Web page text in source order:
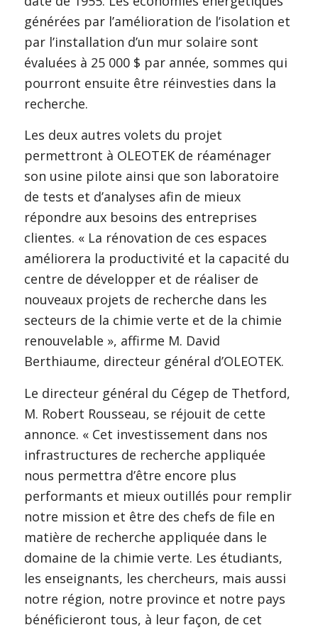
générées par l’amélioration de l’isolation et
par l’installation d’un mur solaire sont
évaluées à 25 000 $ par année, sommes qui
pourront ensuite être réinvesties dans la
recherche.
Les deux autres volets du projet
permettront à OLEOTEK de réaménager
son usine pilote ainsi que son laboratoire
de tests et d’analyses afin de mieux
répondre aux besoins des entreprises
clientes. « La rénovation de ces espaces
améliorera la productivité et la capacité du
centre de développer et de réaliser de
nouveaux projets de recherche dans les
secteurs de la chimie verte et de la chimie
renouvelable », affirme M. David
Berthiaume, directeur général d’OLEOTEK.
Le directeur général du Cégep de Thetford,
M. Robert Rousseau, se réjouit de cette
annonce. « Cet investissement dans nos
infrastructures de recherche appliquée
nous permettra d’être encore plus
performants et mieux outillés pour remplir
notre mission et être des chefs de file en
matière de recherche appliquée dans le
domaine de la chimie verte. Les étudiants,
les enseignants, les chercheurs, mais aussi
notre région, notre province et notre pays
bénéficieront tous, à leur façon, de cet